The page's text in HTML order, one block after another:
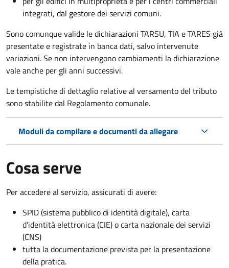
integrati, dal gestore dei servizi comuni.
Sono comunque valide le dichiarazioni TARSU, TIA e TARES già
presentate e registrate in banca dati, salvo intervenute
variazioni. Se non intervengono cambiamenti la dichiarazione
vale anche per gli anni successivi.
Le tempistiche di dettaglio relative al versamento del tributo
sono stabilite dal Regolamento comunale.
Moduli da compilare e documenti da allegare
Cosa serve
Per accedere al servizio, assicurati di avere:
SPID (sistema pubblico di identità digitale), carta
d’identità elettronica (CIE) o carta nazionale dei servizi
(CNS)
tutta la documentazione prevista per la presentazione
della pratica.